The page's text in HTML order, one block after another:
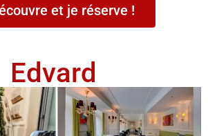
et je réserve !
Edvard